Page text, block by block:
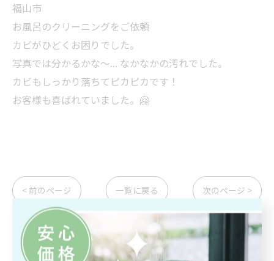
福山市
お風呂のクリーニングをご依頼
カビがひどくお困りでした。
写真では分かるかな〜... なかなかの汚れでした。
カビもしっかり落ちてピカピカです！
お客様も喜ばれていました。🤗
< 前のページ 一覧に戻る 次のページ >
カテゴリー CATEGORIES